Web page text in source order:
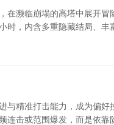
在濒临崩塌的高塔中展开冒
时，内含多重隐藏结局、丰
与精准打击能力，成为偏好
连击或范围爆发，而是依靠